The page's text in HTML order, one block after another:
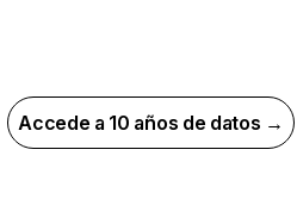
Accede a 10 años de datos →